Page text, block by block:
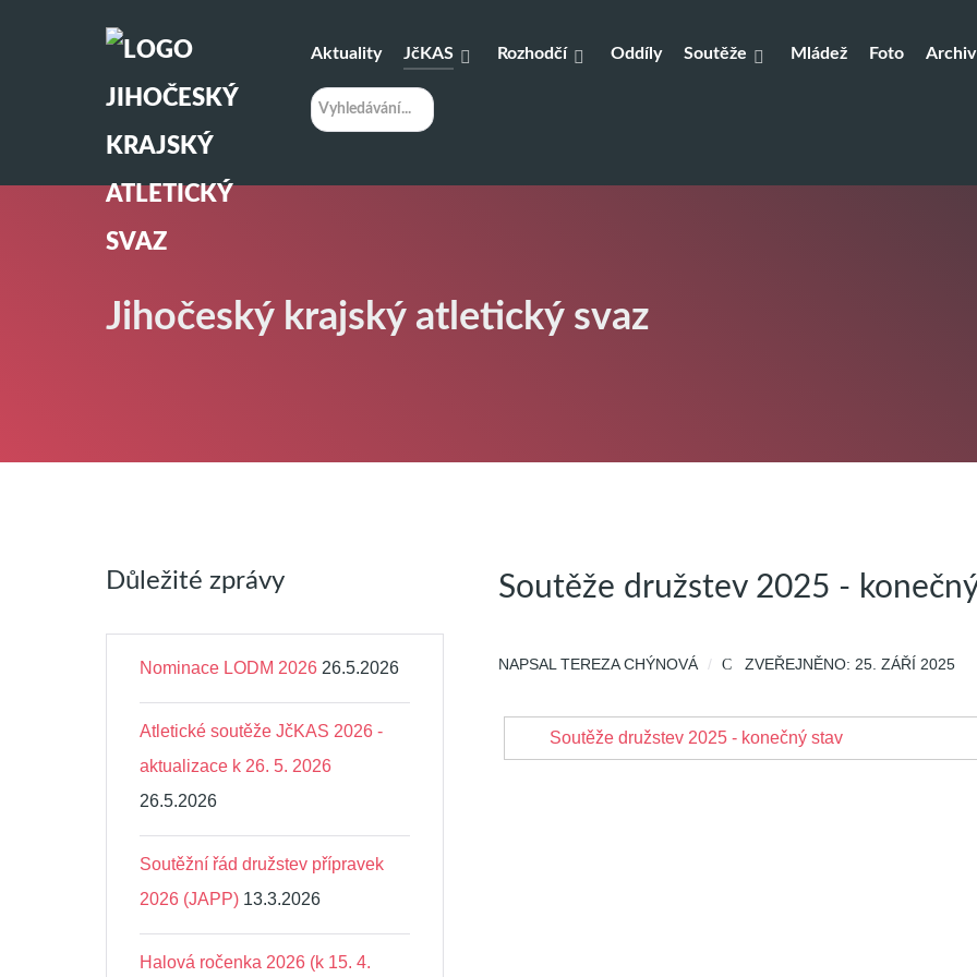
Aktuality JčKAS Rozhodčí Oddíly Soutěže Mládež Foto Archiv
H
l
e
n
Jihočeský krajský atletický svaz
Důležité zprávy
Nominace LODM 2026 26.5.2026
Atletické soutěže JčKAS 2026 -
aktualizace k 26. 5. 2026
26.5.2026
Soutěžní řád družstev přípravek
2026 (JAPP) 13.3.2026
Halová ročenka 2026 (k 15. 4.
Soutěže družstev 2025 -
NAPSAL TEREZA CHÝNOVÁ ZVEŘEJNĚNO: 25. ZÁŘÍ 2025
Soutěže družstev 2025 - konečný stav